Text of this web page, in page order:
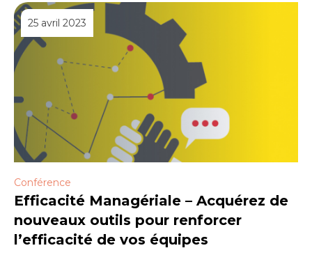
25 avril 2023
Conférence
Efficacité Managériale – Acquérez de
nouveaux outils pour renforcer
l’efficacité de vos équipes